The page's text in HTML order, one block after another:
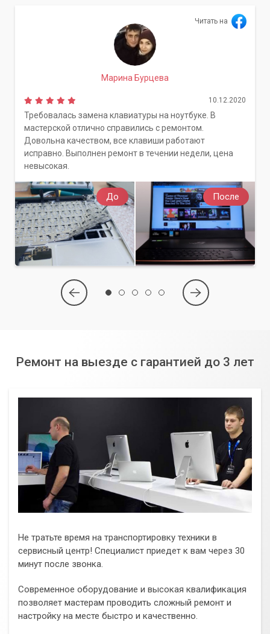
До После
Читать на
Марина Бурцева
10.12.2020
Требовалась замена клавиатуры на ноутбуке. В
мастерской отлично справились с ремонтом.
Довольна качеством, все клавиши работают
исправно. Выполнен ремонт в течении недели, цена
невысокая.
Ремонт на выезде с гарантией до 3 лет
Не тратьте время на транспортировку техники в
сервисный центр! Специалист приедет к вам через 30
минут после звонка.
Современное оборудование и высокая квалификация
позволяет мастерам проводить сложный ремонт и
настройку на месте быстро и качественно.